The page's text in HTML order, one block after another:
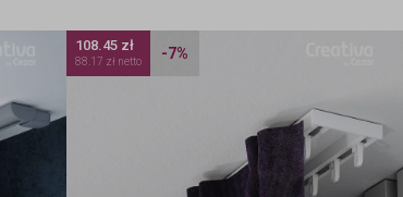
108.45 zł
88.17 zł netto -7%